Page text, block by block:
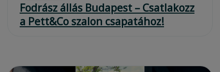
Fodrász állás Budapest – Csatlakozz
a Pett&Co szalon csapatához!